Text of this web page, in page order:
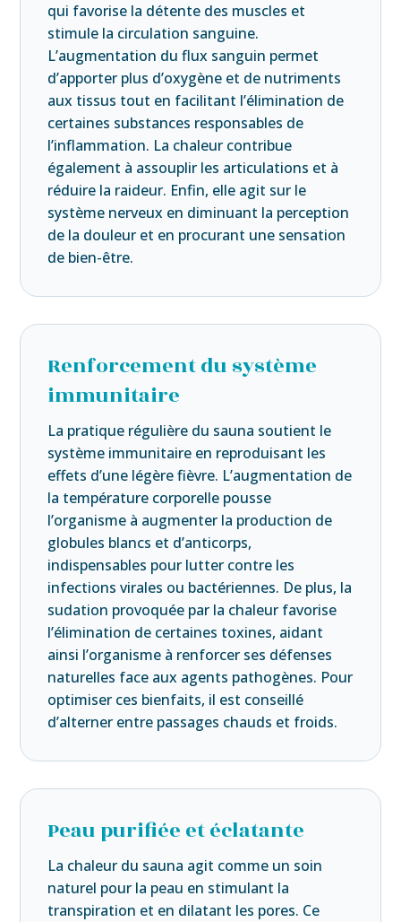
qui favorise la détente des muscles et
stimule la circulation sanguine.
L’augmentation du flux sanguin permet
d’apporter plus d’oxygène et de nutriments
aux tissus tout en facilitant l’élimination de
certaines substances responsables de
l’inflammation. La chaleur contribue
également à assouplir les articulations et à
réduire la raideur. Enfin, elle agit sur le
système nerveux en diminuant la perception
de la douleur et en procurant une sensation
de bien-être.
Renforcement du système
immunitaire
La pratique régulière du sauna soutient le
système immunitaire en reproduisant les
effets d’une légère fièvre. L’augmentation de
la température corporelle pousse
l’organisme à augmenter la production de
globules blancs et d’anticorps,
indispensables pour lutter contre les
infections virales ou bactériennes. De plus, la
sudation provoquée par la chaleur favorise
l’élimination de certaines toxines, aidant
ainsi l’organisme à renforcer ses défenses
naturelles face aux agents pathogènes. Pour
optimiser ces bienfaits, il est conseillé
d’alterner entre passages chauds et froids.
Peau purifiée et éclatante
La chaleur du sauna agit comme un soin
naturel pour la peau en stimulant la
transpiration et en dilatant les pores. Ce